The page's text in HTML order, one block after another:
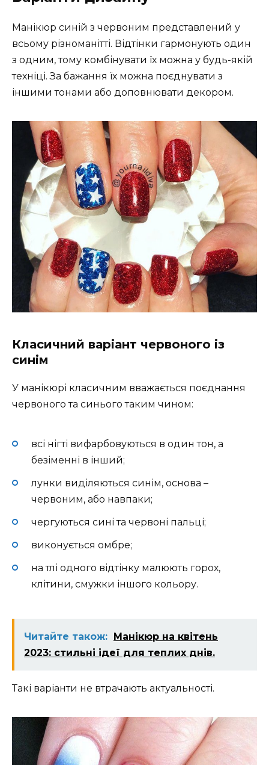
Манікюр синій з червоним представлений у
всьому різноманітті. Відтінки гармонують один
з одним, тому комбінувати їх можна у будь-якій
техніці. За бажання їх можна поєднувати з
іншими тонами або доповнювати декором.
Класичний варіант червоного із
синім
У манікюрі класичним вважається поєднання
червоного та синього таким чином:
всі нігті вифарбовуються в один тон, а
безіменні в інший;
лунки виділяються синім, основа –
червоним, або навпаки;
чергуються сині та червоні пальці;
виконується омбре;
на тлі одного відтінку малюють горох,
клітини, смужки іншого кольору.
Читайте також: Манікюр на квітень
2023: стильні ідеї для теплих днів.
Такі варіанти не втрачають актуальності.